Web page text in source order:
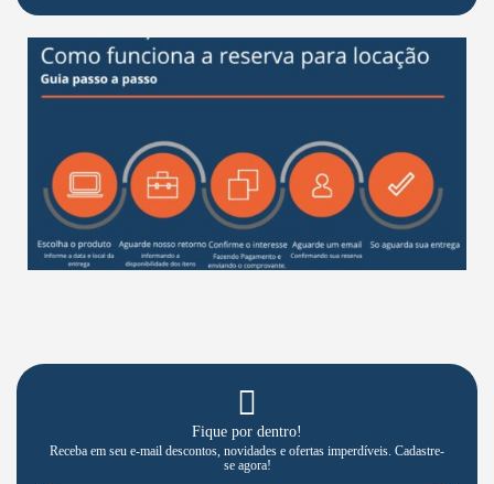
Fique por dentro!
Receba em seu e-mail descontos, novidades e ofertas imperdíveis. Cadastre-
se agora!